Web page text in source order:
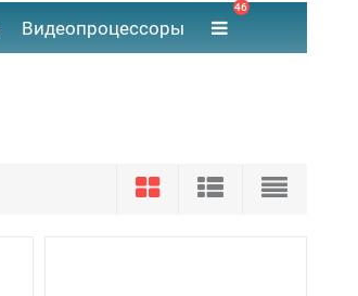
Видеопроцессоры
46